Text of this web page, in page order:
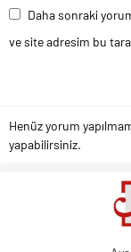
Daha sonraki
ve site adresim bu
Henüz yorum
yapabilirsiniz.